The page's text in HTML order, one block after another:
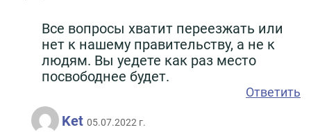
Все вопросы хватит переезжать или
нет к нашему правительству, а не к
людям. Вы уедете как раз место
посвободнее будет.
Ответить
Ket 05.07.2022 г.